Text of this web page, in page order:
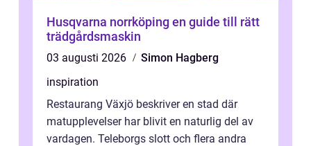
Husqvarna norrköping en guide till rätt
trädgårdsmaskin
03 augusti 2026
Simon Hagberg
inspiration
Restaurang Växjö beskriver en stad där
matupplevelser har blivit en naturlig del av
vardagen. Teleborgs slott och flera andra